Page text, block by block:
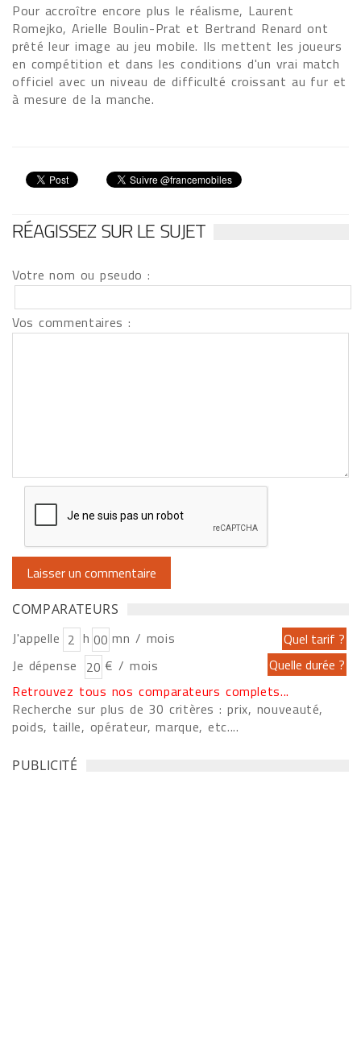
Pour accroître encore plus le réalisme, Laurent
Romejko, Arielle Boulin-Prat et Bertrand Renard ont
prêté leur image au jeu mobile. Ils mettent les joueurs
en compétition et dans les conditions d'un vrai match
officiel avec un niveau de difficulté croissant au fur et
à mesure de la manche.
RÉAGISSEZ SUR LE SUJET
Votre nom ou pseudo :
Vos commentaires :
COMPARATEURS
J'appelle h
mn / mois
Je dépense
€ / mois
Retrouvez tous nos comparateurs complets...
Recherche sur plus de 30 critères : prix, nouveauté,
poids, taille, opérateur, marque, etc....
PUBLICITÉ